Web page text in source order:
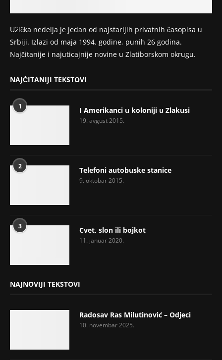
Užička nedelja je jedan od najstarijih privatnih časopisa u
Srbiji. Izlazi od maja 1994. godine, punih 26 godina.
Najčitanije i najuticajnije novine u Zlatiborskom okrugu.
NAJČITANIJI TEKSTOVI
1 I Amerikanci u koloniji u Zlakusi
19. avgust 2015.
2 Telefoni autobuske stanice
9. oktobar 2015.
3 Cvet, slon ili bojkot
11. januar 2020.
NAJNOVIJI TEKSTOVI
Radosav Ras Milutinović – Odjeci
10. novembar 2025.